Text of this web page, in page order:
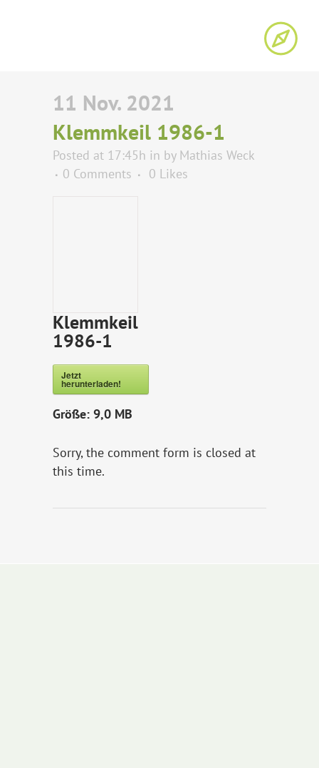
11 Nov. 2021
Klemmkeil 1986-1
Posted at 17:45h in by Mathias Weck
0 Comments
0 Likes
Klemmkeil
1986-1
Jetzt
herunterladen!
Größe: 9,0 MB
Sorry, the comment form is closed at
this time.